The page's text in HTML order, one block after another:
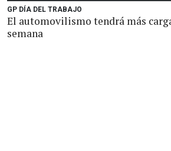
GP DÍA DEL TRABAJO
El automovilismo tendrá más
semana